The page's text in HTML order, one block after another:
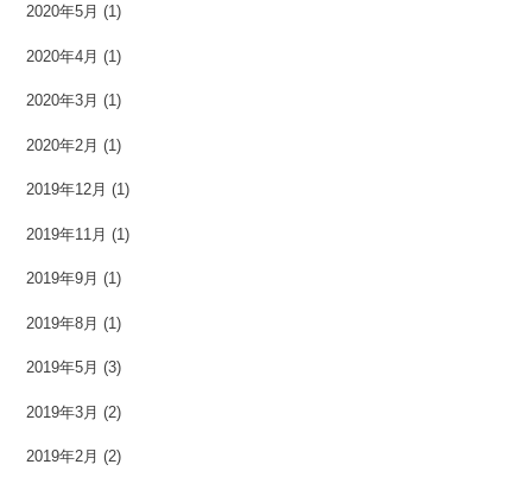
2020年5月 (1)
2020年4月 (1)
2020年3月 (1)
2020年2月 (1)
2019年12月 (1)
2019年11月 (1)
2019年9月 (1)
2019年8月 (1)
2019年5月 (3)
2019年3月 (2)
2019年2月 (2)